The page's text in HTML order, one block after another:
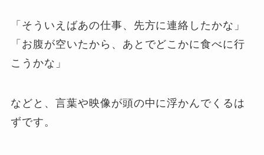
「そういえばあの仕事、先方に連絡したかな」
「お腹が空いたから、あとでどこかに食べに行
こうかな」
などと、言葉や映像が頭の中に浮かんでくるは
ずです。